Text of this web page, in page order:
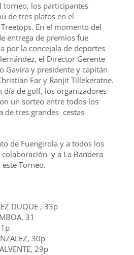
torneo, los participantes
de tres platos en el
En el momento del
entrega de premios fue
por la concejala de deportes
el Director Gerente
Gavira y presidente y capitán
Far y Ranjit Tillekeratne.
día de golf, los organizadores
un sorteo entre todos los
de tres grandes cestas
de Fuengirola y a todos los
y a La Bandera
Torneo.
DUQUE , 33p
31
30p
29p